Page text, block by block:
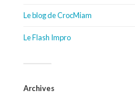
Le blog de CrocMiam
Le Flash Impro
Archives